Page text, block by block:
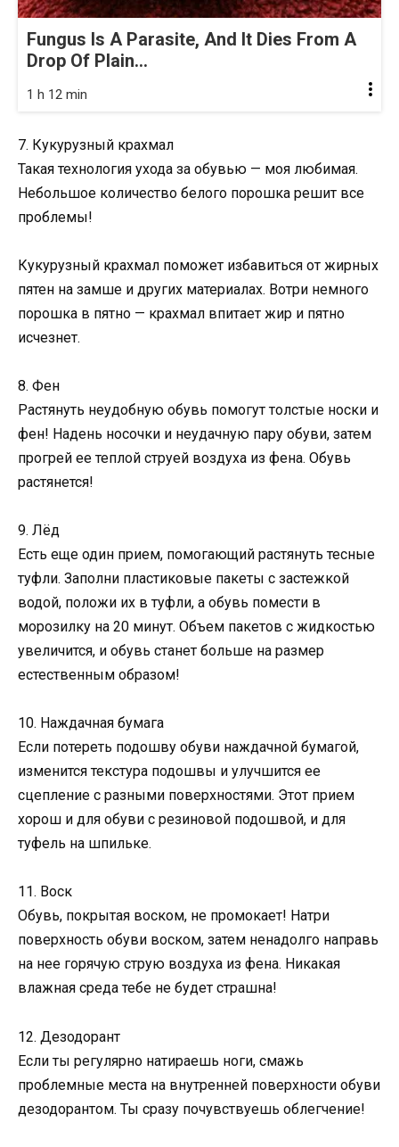
Fungus Is A Parasite, And It Dies From A
Drop Of Plain...
1 h 12 min
7. Кукурузный крахмал
Такая технология ухода за обувью — моя любимая.
Небольшое количество белого порошка решит все
проблемы!
Кукурузный крахмал поможет избавиться от жирных
пятен на замше и других материалах. Вотри немного
порошка в пятно — крахмал впитает жир и пятно
исчезнет.
8. Фен
Растянуть неудобную обувь помогут толстые носки и
фен! Надень носочки и неудачную пару обуви, затем
прогрей ее теплой струей воздуха из фена. Обувь
растянется!
9. Лёд
Есть еще один прием, помогающий растянуть тесные
туфли. Заполни пластиковые пакеты с застежкой
водой, положи их в туфли, а обувь помести в
морозилку на 20 минут. Объем пакетов с жидкостью
увеличится, и обувь станет больше на размер
естественным образом!
10. Наждачная бумага
Если потереть подошву обуви наждачной бумагой,
изменится текстура подошвы и улучшится ее
сцепление с разными поверхностями. Этот прием
хорош и для обуви с резиновой подошвой, и для
туфель на шпильке.
11. Воск
Обувь, покрытая воском, не промокает! Натри
поверхность обуви воском, затем ненадолго направь
на нее горячую струю воздуха из фена. Никакая
влажная среда тебе не будет страшна!
12. Дезодорант
Если ты регулярно натираешь ноги, смажь
проблемные места на внутренней поверхности обуви
дезодорантом. Ты сразу почувствуешь облегчение!